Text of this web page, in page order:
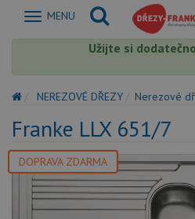
Zobrazit
MENU
Užijte si
NEREZOVÉ DŘEZY Nerezové
Franke LLX 651/7
DOPRAVA ZDARMA